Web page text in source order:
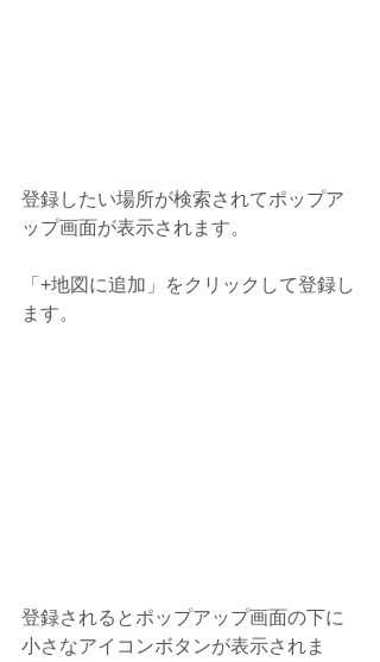
登録したい場所が検索されてポップア
ップ画面が表示されます。
「+地図に追加」をクリックして登録し
ます。
登録されるとポップアップ画面の下に
小さなアイコンボタンが表示されま